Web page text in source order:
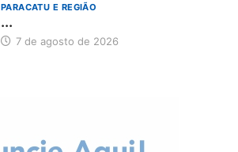
PARACATU E REGIÃO
...
7 de agosto de 2026